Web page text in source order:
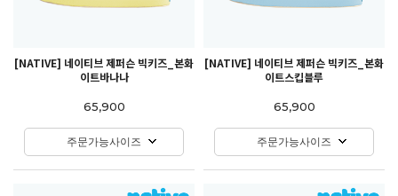
[NATIVE] 네이티브 제퍼슨 빅키즈_본화
이트바나나
65,900
주문가능사이즈
[NATIVE] 네이티브 제퍼슨 빅키즈_본화
이트스킵블루
65,900
주문가능사이즈